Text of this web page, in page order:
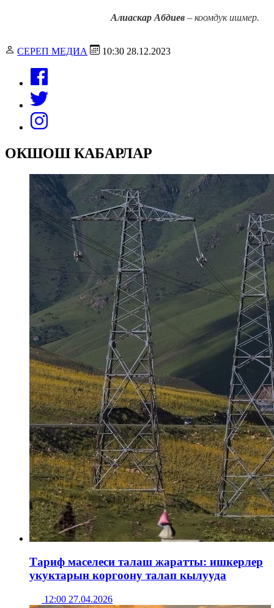
Алиаскар Абдиев – коомдук ишмер.
СЕРЕП МЕДИА 10:30 28.12.2023
ОКШОШ КАБАРЛАР
Тариф маселеси талаш жаратты: ишкерлер
укуктарын коргоону талап кылууда
12:00 27.04.2026